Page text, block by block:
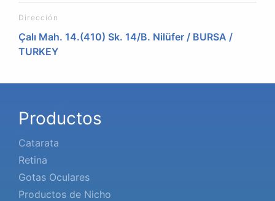
Dirección
Çalı Mah. 14.(410) Sk. 14/B. Nilüfer / BURSA /
TURKEY
Productos
Catarata
Retina
Gotas Oculares
Productos de Nicho